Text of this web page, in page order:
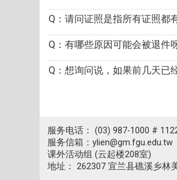
Q：请问证照是指所有证照都
Q：有哪些原因可能会被退件
Q：想询问说，如果前几天已
服务电话： (03) 987-1000 #
服务信箱：ylien@gm.fgu.edu.tw
课外活动组 (云起楼208室)
地址： 262307 宜兰县礁溪乡林